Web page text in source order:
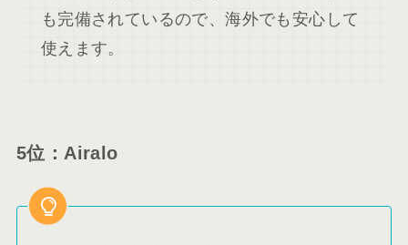
も完備されているので、海外でも安心して
使えます。
5位：Airalo